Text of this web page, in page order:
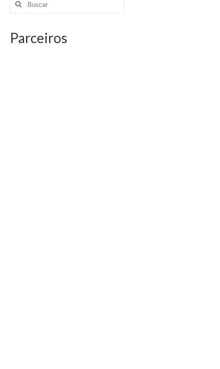
Parceiros